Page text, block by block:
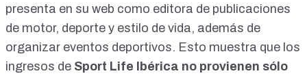
rdid=ZSNeJ2OWbTYfsIhy&share_url=https%3A%2F%2Fw
presenta en su web como editora de publicaciones
de motor, deporte y estilo de vida, además de
organizar eventos deportivos. Esto muestra que los
ingresos de Sport Life Ibérica no provienen sólo